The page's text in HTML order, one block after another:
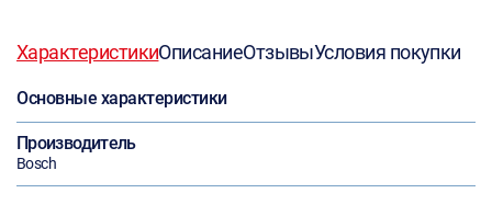
ХарактеристикиОписаниеОтзывыУсловия покупки
Основные характеристики
Производитель
Bosch